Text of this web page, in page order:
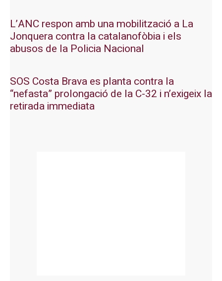
L’ANC respon amb una mobilització a La
Jonquera contra la catalanofòbia i els
abusos de la Policia Nacional
SOS Costa Brava es planta contra la
“nefasta” prolongació de la C-32 i n’exigeix la
retirada immediata